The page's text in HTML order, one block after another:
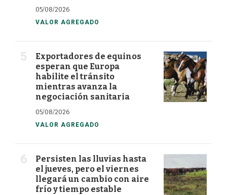
05/08/2026
VALOR AGREGADO
Exportadores de equinos
esperan que Europa
habilite el tránsito
mientras avanza la
negociación sanitaria
05/08/2026
VALOR AGREGADO
Persisten las lluvias hasta
el jueves, pero el viernes
llegará un cambio con aire
frío y tiempo estable